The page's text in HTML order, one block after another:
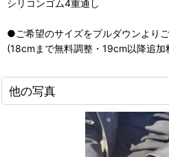
シリコンゴム4重通し
●ご希望のサイズをプルダウンより
(18cmまで無料調整・19cm以降追加
他の写真